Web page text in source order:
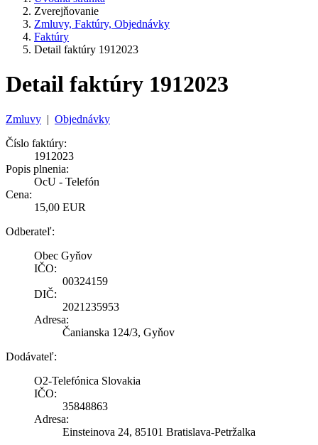
Zverejňovanie
Zmluvy, Faktúry, Objednávky
Faktúry
Detail faktúry 1912023
Detail faktúry 1912023
Zmluvy | Objednávky
Číslo faktúry:
1912023
Popis plnenia:
OcU - Telefón
Cena:
15,00 EUR
Odberateľ:
Obec Gyňov
IČO:
00324159
DIČ:
2021235953
Adresa:
Čanianska 124/3, Gyňov
Dodávateľ:
O2-Telefónica Slovakia
IČO:
35848863
Adresa:
Einsteinova 24, 85101 Bratislava-Petržalka